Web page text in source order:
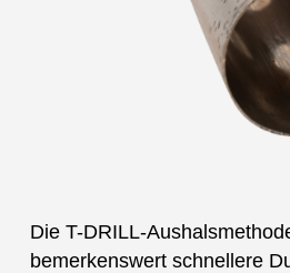
Die T-DRILL-
bemerkenswert schnellere